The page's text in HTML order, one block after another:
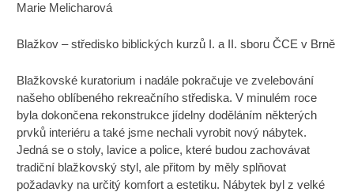
Marie Melicharová
Blažkov – středisko biblických kurzů I. a II. sboru ČCE v Brně
Blažkovské kuratorium i nadále pokračuje ve zvelebování
našeho oblíbeného rekreačního střediska. V minulém roce
byla dokončena rekonstrukce jídelny doděláním některých
prvků interiéru a také jsme nechali vyrobit nový nábytek.
Jedná se o stoly, lavice a police, které budou zachovávat
tradiční blažkovský styl, ale přitom by měly splňovat
požadavky na určitý komfort a estetiku. Nábytek byl z velké